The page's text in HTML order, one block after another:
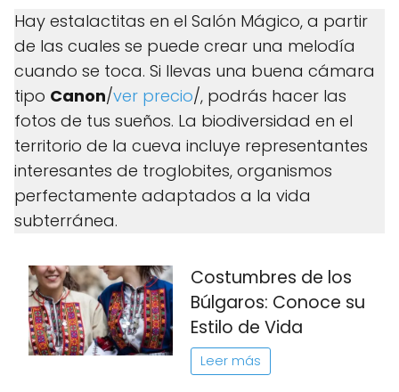
Hay estalactitas en el Salón Mágico, a partir
de las cuales se puede crear una melodía
cuando se toca. Si llevas una buena cámara
tipo Canon/ver precio/, podrás hacer las
fotos de tus sueños. La biodiversidad en el
territorio de la cueva incluye representantes
interesantes de troglobites, organismos
perfectamente adaptados a la vida
subterránea.
Costumbres de los
Búlgaros: Conoce su
Estilo de Vida
Leer más